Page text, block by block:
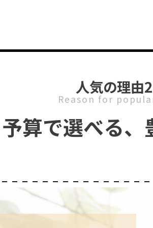
人気の理由2
Reason for
算で選べる、